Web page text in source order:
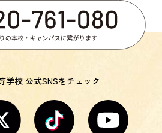
学校 公式SNSをチェック